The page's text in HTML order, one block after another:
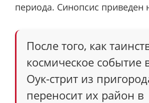
периода. Синопсис приведен
После того, как
космическое событие
Оук-стрит из
переносит их район в